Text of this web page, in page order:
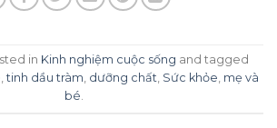
in Kinh nghiệm cuộc sống and tagged
,tinh dầu tràm, dưỡng chất, Sức khỏe, mẹ và
bé.